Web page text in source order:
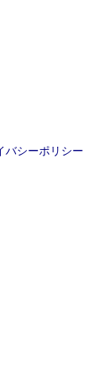
バシーポリシー